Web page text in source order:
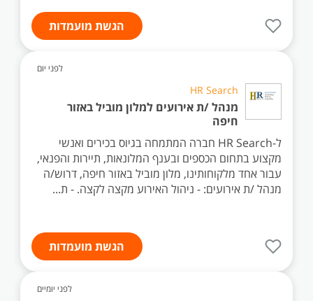
הגשת מועמדות
לפני יום
HR Search
מנהל /ת אירועים למלון מוביל באזור
חיפה
ל-HR Search חברה המתמחה בגיוס בכירים ואנשי
מקצוע בתחום הכספים ובענף המלונאות, תיירות והפנאי,
עבור אחד מלקוחותינו, מלון מוביל באזור חיפה, דרוש/ה
מנהל /ת אירועים: - ניהול האירוע מקצה לקצה. - ת...
הגשת מועמדות
לפני יומיים